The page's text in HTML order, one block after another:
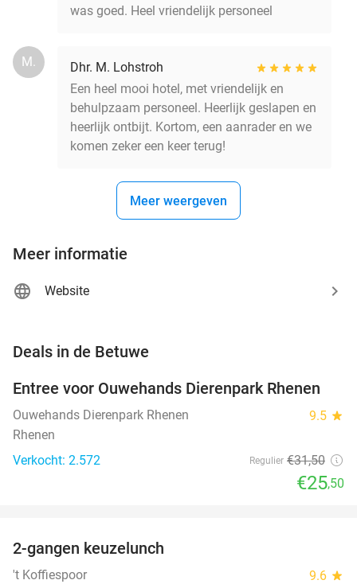
was goed. Heel vriendelijk personeel
M.
Dhr. M. Lohstroh
Een heel mooi hotel, met vriendelijk en
behulpzaam personeel. Heerlijk geslapen en
heerlijk ontbijt. Kortom, een aanrader en we
komen zeker een keer terug!
Meer weergeven
Meer informatie
Website
Deals in de Betuwe
19%
Entree voor Ouwehands Dierenpark Rhenen
Ouwehands Dierenpark Rhenen 9.5 star
Rhenen
Verkocht: 2.572
Regulier €31,50
€25,50
NEW
TODAY
2-gangen keuzelunch
't Koffiespoor 9.6 star